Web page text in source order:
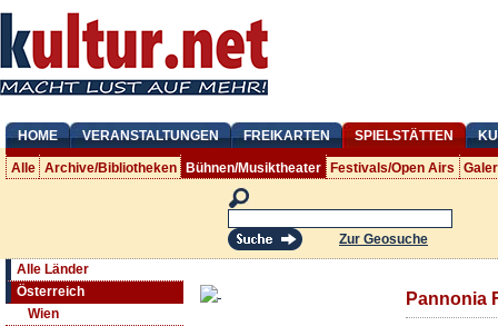
HOME VERANSTALTUNGEN FREIKARTEN SPIELSTÄTTEN
Alle Archive/Bibliotheken Bühnen/Musiktheater Festivals/Open Airs
Zur Geosuche
Alle Länder
Österreich
Wien
Pannonia